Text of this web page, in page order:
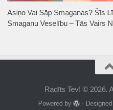
Asiņo Vai Sāp Smaganas? Šīs
Smaganu Veselību – Tās Vairs
Radīts Tev! © 2026.
Powered by -